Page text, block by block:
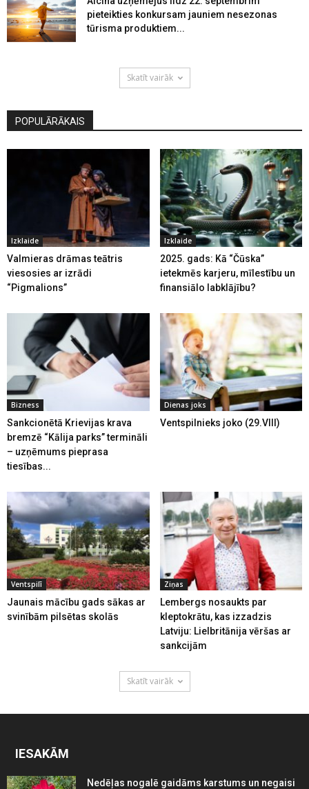
pieteikties konkursam jauniem nesezonas
tūrisma produktiem...
Skatīt vairāk
POPULĀRĀKAIS
Izklaide
Valmieras drāmas teātris
viesosies ar izrādi
“Pigmalions”
Izklaide
2025. gads: Kā “Čūska”
ietekmēs karjeru, mīlestību un
finansiālo labklājību?
Bizness
Sankcionētā Krievijas krava
bremzē “Kālija parks” termināli
– uzņēmums pieprasa
tiesības...
Dienas joks
Ventspilnieks joko (29.VIII)
Ventspilī
Jaunais mācību gads sākas ar
svinībām pilsētas skolās
Ziņas
Lembergs nosaukts par
kleptokrātu, kas izzadzis
Latviju: Lielbritānija vēršas ar
sankcijām
Skatīt vairāk
IESAKĀM
Nedēļas nogalē gaidāms karstums un negaisi